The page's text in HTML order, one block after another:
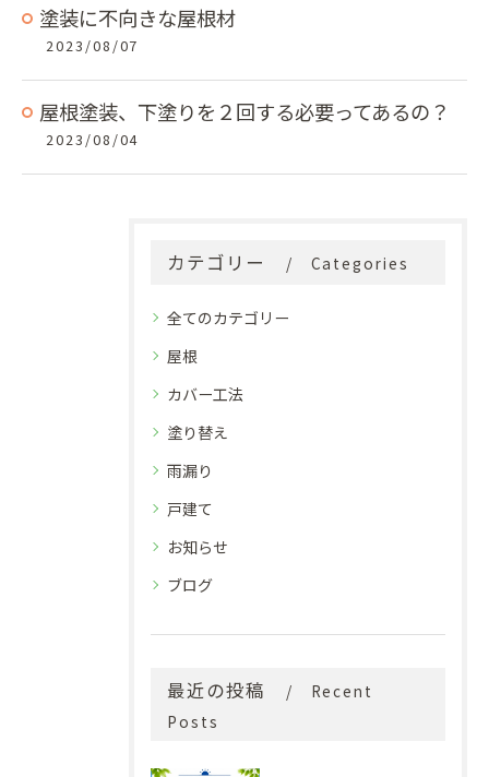
塗装に不向きな屋根材
2023/08/07
屋根塗装、下塗りを２回する必要ってあるの？
2023/08/04
カテゴリー Categories
全てのカテゴリー
屋根
カバー工法
塗り替え
雨漏り
戸建て
お知らせ
ブログ
最近の投稿
Recent
Posts